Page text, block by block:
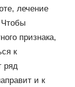
лечение
Чтобы
признака,
к
ряд
и к